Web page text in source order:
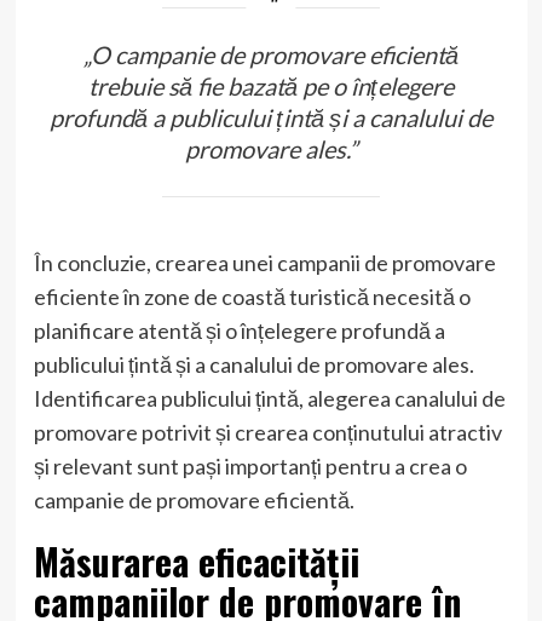
„O campanie de promovare eficientă
trebuie să fie bazată pe o înțelegere
profundă a publicului țintă și a canalului de
promovare ales.”
În concluzie, crearea unei campanii de promovare
eficiente în zone de coastă turistică necesită o
planificare atentă și o înțelegere profundă a
publicului țintă și a canalului de promovare ales.
Identificarea publicului țintă, alegerea canalului de
promovare potrivit și crearea conținutului atractiv
și relevant sunt pași importanți pentru a crea o
campanie de promovare eficientă.
Măsurarea eficacității
campaniilor de promovare în